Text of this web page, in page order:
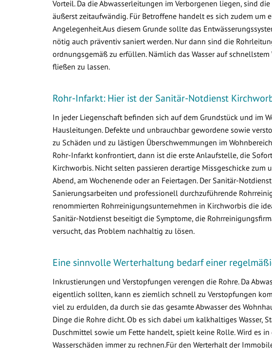
Vorteil. Da die Abwasserleitungen im Verborgenen liegen, sind
äußerst zeitaufwändig. Für Betroffene handelt es sich zudem um
Angelegenheit.Aus diesem Grunde sollte das
nötig auch präventiv saniert werden. Nur dann sind die
ordnungsgemäß zu erfüllen. Nämlich das Wasser auf
fließen zu lassen.
Rohr-Infarkt: Hier ist der Sanitär-Notdienst
In jeder Liegenschaft befinden sich auf dem Grundstück und im
Hausleitungen. Defekte und unbrauchbar gewordene sowie
zu Schäden und zu lästigen Überschwemmungen im
Rohr-Infarkt konfrontiert, dann ist die erste Anlaufstelle, die
Kirchworbis. Nicht selten passieren derartige Missgeschicke zum
Abend, am Wochenende oder an Feiertagen. Der Sanitär-
Sanierungsarbeiten und professionell durchzuführende
renommierten Rohrreinigungsunternehmen in Kirchworbis die
Sanitär-Notdienst beseitigt die Symptome, die
versucht, das Problem nachhaltig zu lösen.
Eine sinnvolle Werterhaltung bedarf einer
Inkrustierungen und Verstopfungen verengen die Rohre. Da
eigentlich sollten, kann es ziemlich schnell zu Verstopfungen
viel zu erdulden, da durch sie das gesamte Abwasser des
Dinge die Rohre dicht. Ob es sich dabei um kalkhaltiges Wasser,
Duschmittel sowie um Fette handelt, spielt keine Rolle. Wird es
Wasserschäden immer zu rechnen.Für den Werterhalt der